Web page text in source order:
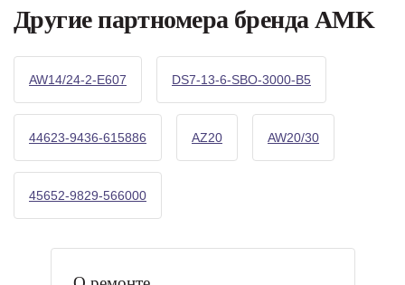
Другие партномера бренда AMK
AW14/24-2-E607 DS7-13-6-SBO-3000-B5
44623-9436-615886 AZ20 AW20/30
45652-9829-566000